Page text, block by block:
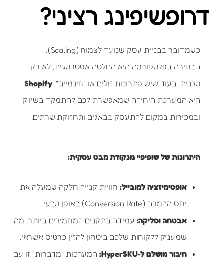
דרופשיפינג רציני?
כשמדובר בבניית עסק שנועד לצמוח (Scaling),
הבחירה בפלטפורמה היא החלטה אסטרטגית, לא רק
טכנית. בעוד שיש פתרונות זולים או "חינמיים", Shopify
היא המערכת היחידה שמאפשרת לכם להתמקד בשיווק
ובמכירות במקום להתעסק בבאגים ותחזוקת שרתים.
היתרונות של שופיפיי מנקודת מבט עסקית:
אופטימיזציה למובייל: חוויית קנייה חלקה שמעלה את
יחס ההמרה (Conversion Rate) באופן טבעי.
אבטחה וסליקה: עמידה בתקנים המחמירים ביותר, מה
שמעניק ללקוחות שלכם ביטחון להזין כרטיס אשראי.
חיבור מושלם ל-HyperSKU:
המערכות "מדברות" זו עם